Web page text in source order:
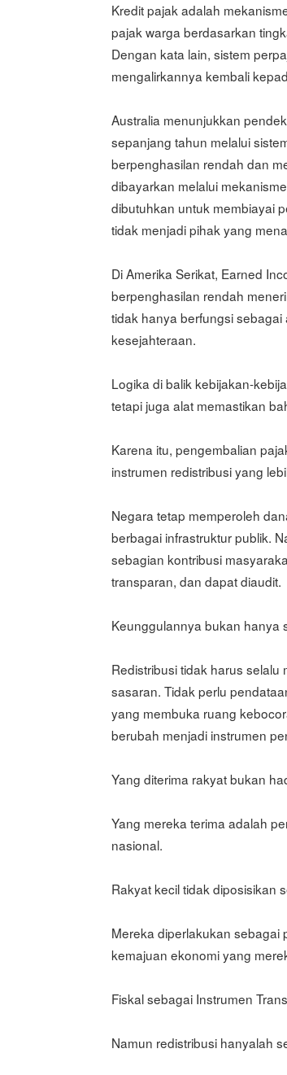
Kredit pajak adalah
pajak warga berdasarkan
Dengan kata lain, sistem
mengalirkannya kembali
Australia menunjukkan
sepanjang tahun melalui
berpenghasilan rendah dan
dibayarkan melalui
dibutuhkan untuk membiayai
tidak menjadi pihak yang
Di Amerika Serikat, Earned
berpenghasilan rendah
tidak hanya berfungsi
kesejahteraan.
Logika di balik kebijakan-
tetapi juga alat memastikan
Karena itu, pengembalian
instrumen redistribusi yang
Negara tetap memperoleh
berbagai infrastruktur publik.
sebagian kontribusi
transparan, dan dapat diaudit.
Keunggulannya bukan hanya
Redistribusi tidak harus
sasaran. Tidak perlu
yang membuka ruang
berubah menjadi instrumen
Yang diterima rakyat bukan
Yang mereka terima adalah
nasional.
Rakyat kecil tidak diposisikan
Mereka diperlakukan sebagai
kemajuan ekonomi yang
Fiskal sebagai Instrumen
Namun redistribusi hanyalah